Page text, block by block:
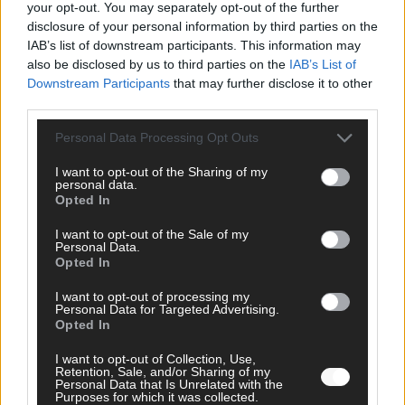
your opt-out. You may separately opt-out of the further
disclosure of your personal information by third parties on the
IAB’s list of downstream participants. This information may
also be disclosed by us to third parties on the IAB’s List of
Downstream Participants that may further disclose it to other
Personal Data Processing Opt Outs
I want to opt-out of the Sharing of my
personal data.
Opted In
I want to opt-out of the Sale of my
Personal Data.
Opted In
I want to opt-out of processing my
Personal Data for Targeted Advertising.
Opted In
I want to opt-out of Collection, Use,
Retention, Sale, and/or Sharing of my
Personal Data that Is Unrelated with the
Purposes for which it was collected.
SCHNELL ZUM RESSORT
Nachrichten
Politik
Ratgeber
Wissen
Kommentar
Streams & Storys
FLASH – DAS VIDEOPORTAL
ÜBER UNS
Unternehmensporträt
Ehtikrichtlinie & Faktencheck